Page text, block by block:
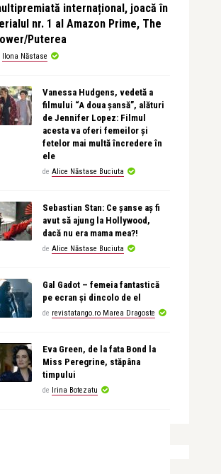
internațional, joacă în
nr. 1 al Amazon Prime, The
Puterea
Ilona Năstase
Vanessa Hudgens, vedetă a
filmului “A doua șansă”, alături
de Jennifer Lopez: Filmul
acesta va oferi femeilor și
fetelor mai multă încredere în
ele
de Alice Năstase Buciuta
Sebastian Stan: Ce șanse aș fi
avut să ajung la Hollywood,
dacă nu era mama mea?!
de Alice Năstase Buciuta
Gal Gadot – femeia fantastică
pe ecran și dincolo de el
de revistatango.ro Marea Dragoste
Eva Green, de la fata Bond la
Miss Peregrine, stăpâna
timpului
de Irina Botezatu